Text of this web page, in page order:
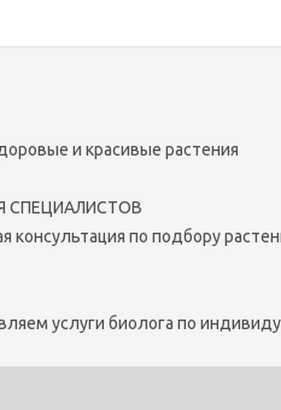
и красивые растения
СПЕЦИАЛИСТОВ
по подбору
услуги биолога по